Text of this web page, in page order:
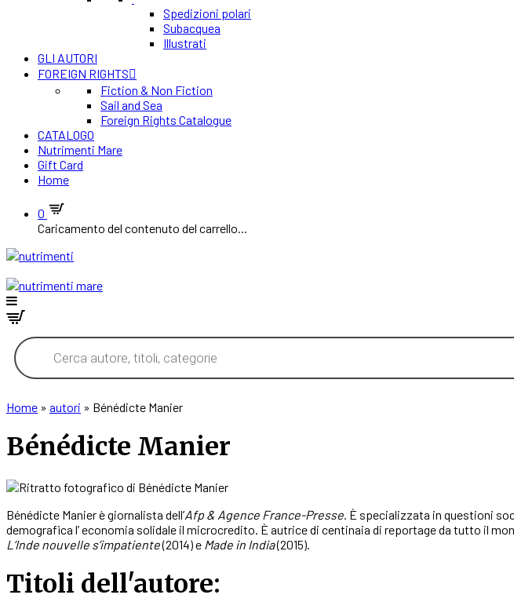
Spedizioni polari
Subacquea
Illustrati
GLI AUTORI
FOREIGN RIGHTS
Fiction & Non Fiction
Sail and Sea
Foreign Rights Catalogue
CATALOGO
Nutrimenti Mare
Gift Card
Home
0
Caricamento del contenuto del carrello...
Products
search
Home » autori » Bénédicte Manier
Bénédicte Manier
Bénédicte Manier è giornalista dell’Afp & Agence France-Presse. È specializzata in questioni
demografica l’ economia solidale il microcredito. È autrice di centinaia di reportage da tutto il
L’Inde nouvelle s’impatiente(2014) e Made in India(2015).
Titoli dell'autore: